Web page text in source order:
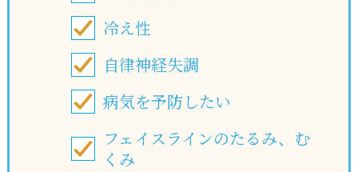
冷え性
自律神経失調
病気を予防したい
フェイスラインのたるみ、む
くみ